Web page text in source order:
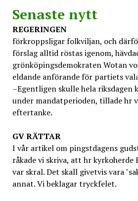
Senaste nytt
REGERINGEN
förkroppsligar folkviljan, och
förslag alltid röstas igenom,
grönköpingsdemokraten Wotan
eldande anförande för partiets
–Egentligen skulle hela riksdagen
under mandatperioden, tillade hr
eftertanke.
GVRÄTTAR
I vår artikel om pingstdagens
råkade vi skriva, att hr kyrkoherde
var skral. Det skall givetvis vara
annat. Vi beklagar tryckfelet.